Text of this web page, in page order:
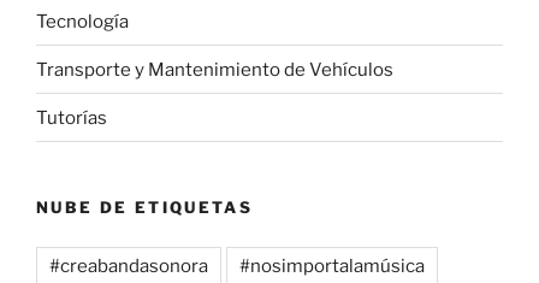
Tecnología
Transporte y Mantenimiento de Vehículos
Tutorías
NUBE DE ETIQUETAS
#creabandasonora #nosimportalamúsica